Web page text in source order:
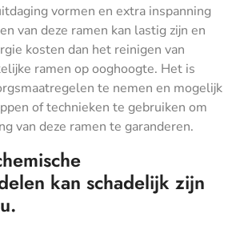
vormen en extra inspanning
van deze ramen kan lastig zijn en
kosten dan het reinigen van
ramen op ooghoogte. Het is
te nemen en mogelijk
of technieken te gebruiken om
van deze ramen te garanderen.
kan schadelijk zijn